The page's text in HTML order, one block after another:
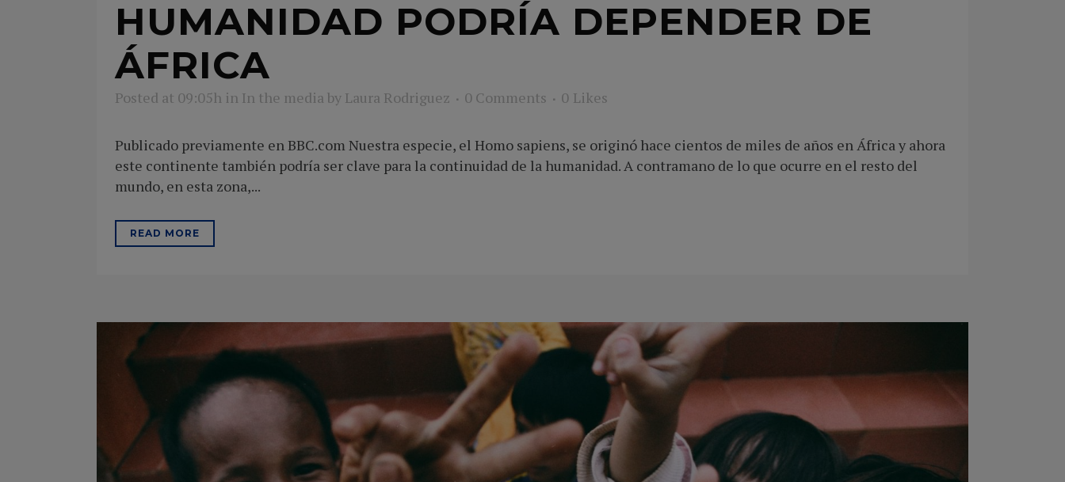
HUMANIDAD PODRÍA DEPENDER DE
ÁFRICA
Posted at 09:05h in In the media by Laura Rodriguez 0 Comments 0 Likes
Publicado previamente en BBC.com Nuestra especie, el Homo sapiens, se originó hace cientos de miles de años en África y ahora
este continente también podría ser clave para la continuidad de la humanidad. A contramano de lo que ocurre en el resto del
mundo, en esta zona,...
READ MORE